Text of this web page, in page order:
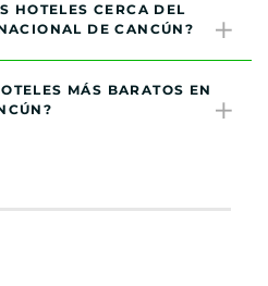
HOTELES CERCA DEL
DE CANCÚN?
MÁS BARATOS EN